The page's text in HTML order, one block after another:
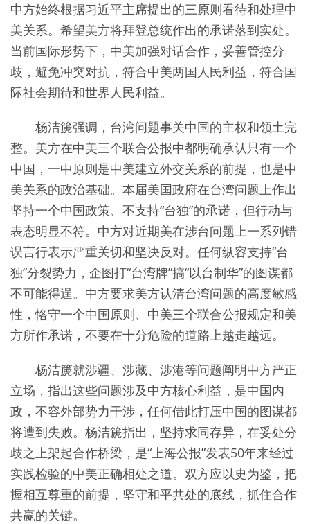
中方始终根据习近平主席提出的三原则看待和处理中
美关系。希望美方将拜登总统作出的承诺落到实处。
当前国际形势下，中美加强对话合作，妥善管控分
歧，避免冲突对抗，符合中美两国人民利益，符合国
际社会期待和世界人民利益。
杨洁篪强调，台湾问题事关中国的主权和领土完
整。美方在中美三个联合公报中都明确承认只有一个
中国，一中原则是中美建立外交关系的前提，也是中
美关系的政治基础。本届美国政府在台湾问题上作出
坚持一个中国政策、不支持“台独”的承诺，但行动与
表态明显不符。中方对近期美在涉台问题上一系列错
误言行表示严重关切和坚决反对。任何纵容支持“台
独”分裂势力，企图打“台湾牌”搞“以台制华”的图谋都
不可能得逞。中方要求美方认清台湾问题的高度敏感
性，恪守一个中国原则、中美三个联合公报规定和美
方所作承诺，不要在十分危险的道路上越走越远。
杨洁篪就涉疆、涉藏、涉港等问题阐明中方严正
立场，指出这些问题涉及中方核心利益，是中国内
政，不容外部势力干涉，任何借此打压中国的图谋都
将遭到失败。杨洁篪指出，坚持求同存异，在妥处分
歧之上架起合作桥梁，是“上海公报”发表50年来经过
实践检验的中美正确相处之道。双方应以史为鉴，把
握相互尊重的前提，坚守和平共处的底线，抓住合作
共赢的关键。